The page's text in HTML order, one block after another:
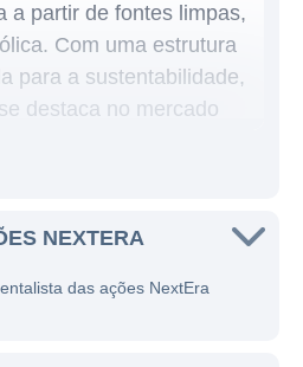
a partir de fontes limpas,
Com uma estrutura
para a sustentabilidade,
destaca no mercado
com a redução da
e o aumento da
do grupo NextEra
maiores produtores de
NEXTERA
das ações NextEra